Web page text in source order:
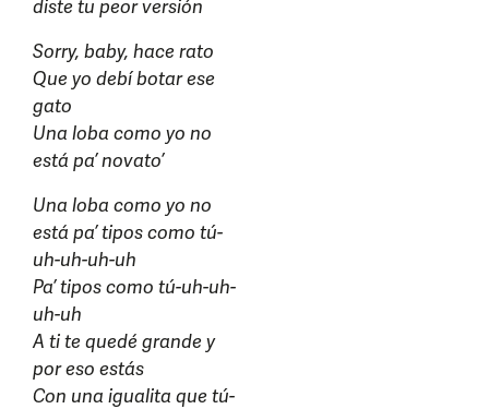
diste tu peor versión
Sorry, baby, hace rato
Que yo debí botar ese
gato
Una loba como yo no
está pa’ novato’
Una loba como yo no
está pa’ tipos como tú-
uh-uh-uh-uh
Pa’ tipos como tú-uh-uh-
uh-uh
A ti te quedé grande y
por eso estás
Con una igualita que tú-